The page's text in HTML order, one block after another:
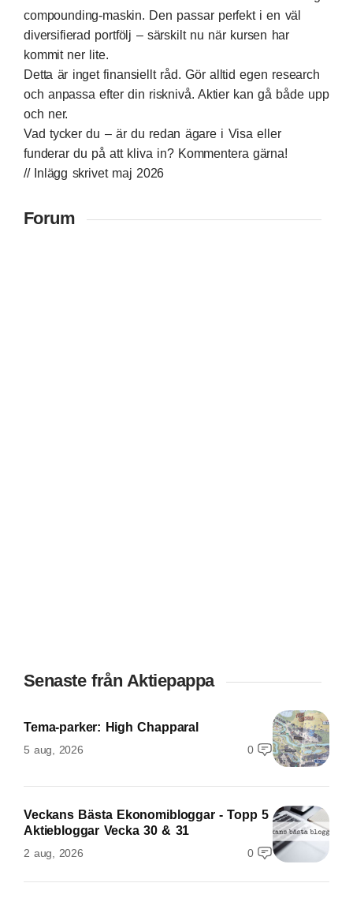
compounding-maskin. Den passar perfekt i en väl
diversifierad portfölj – särskilt nu när kursen har
kommit ner lite.
Detta är inget finansiellt råd. Gör alltid egen research
och anpassa efter din risknivå. Aktier kan gå både upp
och ner.
Vad tycker du – är du redan ägare i Visa eller
funderar du på att kliva in? Kommentera gärna!
// Inlägg skrivet maj 2026
Forum
Senaste från Aktiepappa
Tema-parker: High Chapparal
5 aug, 2026 0
Veckans Bästa Ekonomibloggar - Topp 5
Aktiebloggar Vecka 30 & 31
2 aug, 2026 0